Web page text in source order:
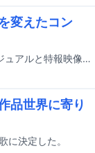
変えたコン
大橋和也（なにわ男子）が主演を務める映画「人生を変えたコント」のティザービジュアルと特報映像が公開された。
品世界に寄り
に決定した。